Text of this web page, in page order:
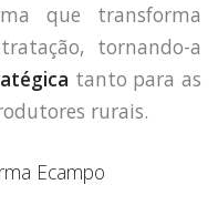
que transforma
tornando-a
tanto para as
rurais.
Ecampo